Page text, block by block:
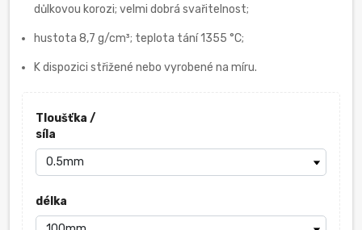
důlkovou korozi; velmi dobrá svařitelnost;
hustota 8,7 g/cm³; teplota tání 1355 °C;
K dispozici střižené nebo vyrobené na míru.
Tloušťka /
síla
délka